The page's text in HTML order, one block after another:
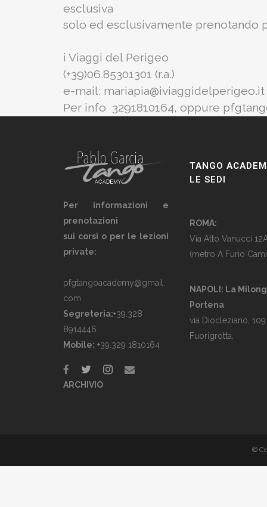
esclusiva
solo ed esclusivamente prenotando
i Viaggi del Perigeo
(+39)06.85301301 (r.a.)
e-mail: mariapia@iviaggidelperigeo.it
Per info 3291810164, oppure
Per informazioni e
prenotazioni
sui corsi o per le lezioni
private:
pfgtangoacademy@gmail.
com
Segreteria:+39.328
8914446
Mobile: +39.329 1810164
ARCHIVIO
TANGO
LE SEDI
ROMA:
Via Atto Vanucci
(metro A Furio
NAPOLI: La
Portena
via Diocleziano, 109
Fuorigrotta.
©